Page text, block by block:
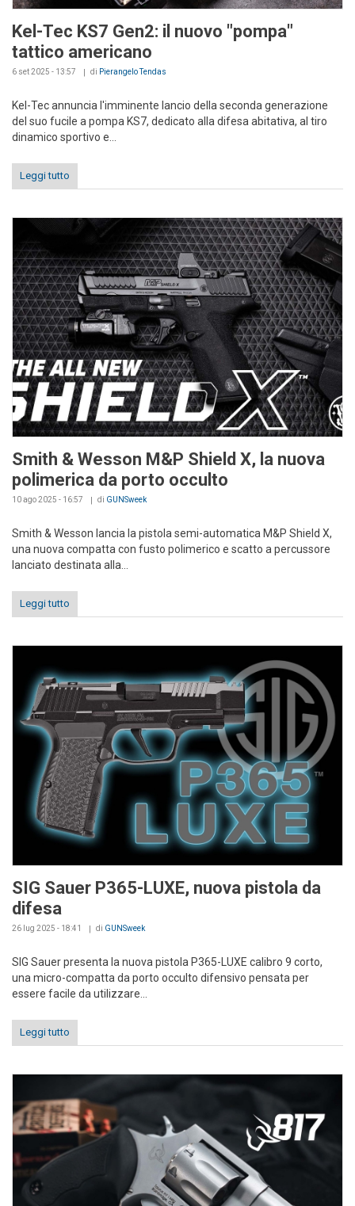
Kel-Tec KS7 Gen2: il nuovo "pompa"
tattico americano
6 set 2025 - 13:57 di Pierangelo Tendas
Kel-Tec annuncia l'imminente lancio della seconda generazione
del suo fucile a pompa KS7, dedicato alla difesa abitativa, al tiro
dinamico sportivo e...
Leggi tutto
Smith & Wesson M&P Shield X, la nuova
polimerica da porto occulto
10 ago 2025 - 16:57 di GUNSweek
Smith & Wesson lancia la pistola semi-automatica M&P Shield X,
una nuova compatta con fusto polimerico e scatto a percussore
lanciato destinata alla...
Leggi tutto
SIG Sauer P365-LUXE, nuova pistola da
difesa
26 lug 2025 - 18:41 di GUNSweek
SIG Sauer presenta la nuova pistola P365-LUXE calibro 9 corto,
una micro-compatta da porto occulto difensivo pensata per
essere facile da utilizzare...
Leggi tutto